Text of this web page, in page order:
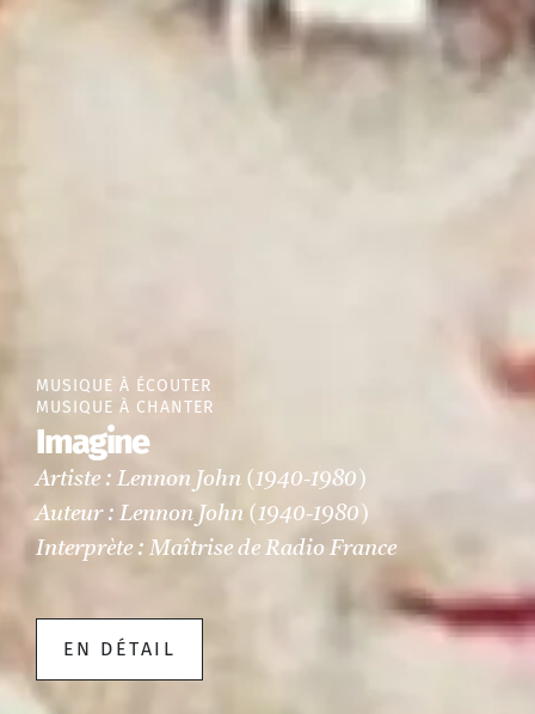
MUSIQUE À ÉCOUTER
MUSIQUE À CHANTER
Imagine
Artiste : Lennon John (1940-1980)
Auteur : Lennon John (1940-1980)
Interprète : Maîtrise de Radio France
EN DÉTAIL